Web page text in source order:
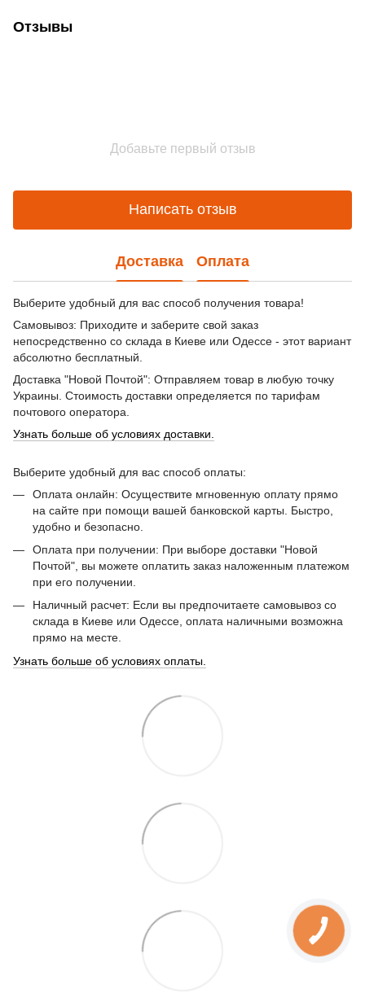
Отзывы
Добавьте первый отзыв
Написать отзыв
Доставка Оплата
Выберите удобный для вас способ получения товара!
Самовывоз: Приходите и заберите свой заказ
непосредственно со склада в Киеве или Одессе - этот вариант
абсолютно бесплатный.
Доставка "Новой Почтой": Отправляем товар в любую точку
Украины. Стоимость доставки определяется по тарифам
почтового оператора.
Узнать больше об условиях доставки.
Выберите удобный для вас способ оплаты:
Оплата онлайн: Осуществите мгновенную оплату прямо
на сайте при помощи вашей банковской карты. Быстро,
удобно и безопасно.
Оплата при получении: При выборе доставки "Новой
Почтой", вы можете оплатить заказ наложенным платежом
при его получении.
Наличный расчет: Если вы предпочитаете самовывоз со
склада в Киеве или Одессе, оплата наличными возможна
прямо на месте.
Узнать больше об условиях оплаты.